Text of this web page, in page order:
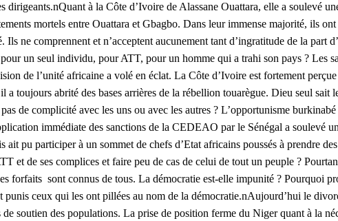
dirigeants.nQuant à la Côte d’Ivoire de Alassane Ouattara, elle a soulevé
mortels entre Ouattara et Gbagbo. Dans leur immense majorité, ils
ne comprennent et n’acceptent aucunement tant d’ingratitude de la part
un seul individu, pour ATT, pour un homme qui a trahi son pays ? Les
de l’unité africaine a volé en éclat. La Côte d’Ivoire est fortement
toujours abrité des bases arrières de la rébellion touarègue. Dieu seul sait
de complicité avec les uns ou avec les autres ? L’opportunisme
immédiate des sanctions de la CEDEAO par le Sénégal a soulevé
pu participer à un sommet de chefs d’Etat africains poussés à prendre
et de ses complices et faire peu de cas de celui de tout un peuple ?
forfaits sont connus de tous. La démocratie est-elle impunité ? Pourquoi
ceux qui les ont pillées au nom de la démocratie.nAujourd’hui le
soutien des populations. La prise de position ferme du Niger quant à la